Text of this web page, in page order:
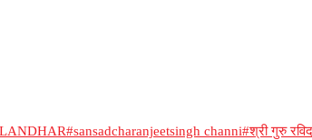
#sansadcharanjeetsingh channi#श्री गुरु